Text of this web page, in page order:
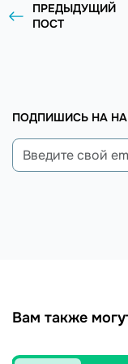
ПРЕДЫДУЩИЙ
ПОСТ
ПОДПИШИСЬ НА
Вам также